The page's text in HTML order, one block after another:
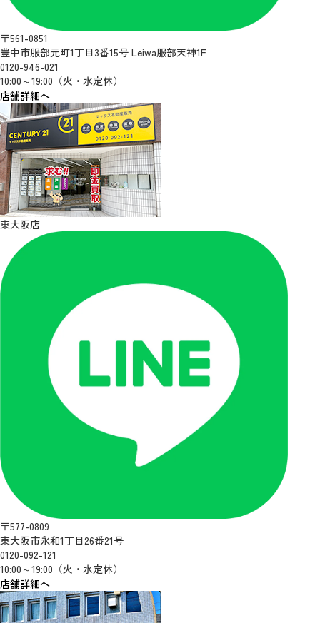
〒561-0851
豊中市服部元町1丁目3番15号 Leiwa服部天神1F
0120-946-021
10:00～19:00（火・水定休）
店舗詳細へ
東大阪店
〒577-0809
東大阪市永和1丁目26番21号
0120-092-121
10:00～19:00（火・水定休）
店舗詳細へ